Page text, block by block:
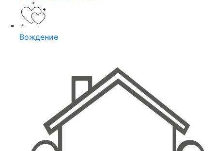
Вождение